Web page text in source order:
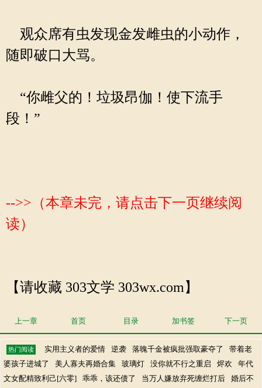
观众席有虫发现金发雌虫的小动作，
随即破口大骂。
“你雌父的！垃圾昂伽！使下流手
段！”
-->>（本章未完，请点击下一页继续阅
读）
【请收藏 303文学 303wx.com】
上一章 首页 目录 加书签 下一页
热门阅读 实用主义者的爱情 逆袭 落魄千金被疯批强取豪夺了
带着老
婆孩子进城了
美人寡夫再婚合集 玻璃灯 没你就不行之重启 烬欢
年代
文女配精致利己[六零]
乖乖，该还债了 当万人嫌放弃死缠烂打后 婚后不